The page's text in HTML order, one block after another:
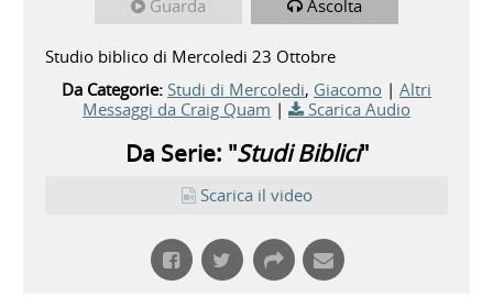
Guarda Ascolta
Studio biblico di Mercoledi 23 Ottobre
Da Categorie: Studi di Mercoledi, Giacomo | Altri
Messaggi da Craig Quam | Scarica Audio
Da Serie: "Studi Biblici"
Scarica il video